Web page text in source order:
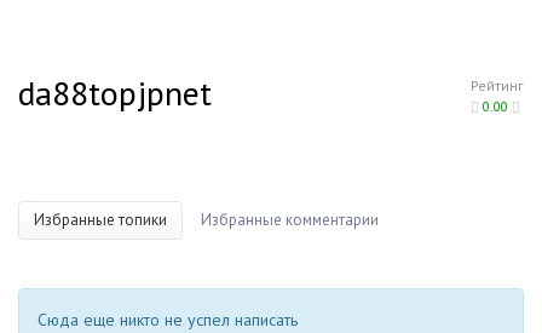
Рейтинг
0.00
da88topjpnet
Избранные топики Избранные комментарии
Сюда еще никто не успел написать